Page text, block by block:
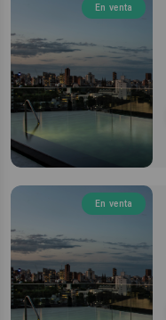
En venta
En venta